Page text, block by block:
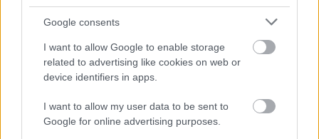
Google consents
I want to allow Google to enable storage
related to advertising like cookies on web or
device identifiers in apps.
I want to allow my user data to be sent to
Google for online advertising purposes.
Ha nem tetszik a külső nézet, akkor egy trükk
segítségével közelebb is kerülhetsz a
szörnyekhez.
Unmute Loaded:
The Evil Within 2önmagában is elég rémisztő, de ha